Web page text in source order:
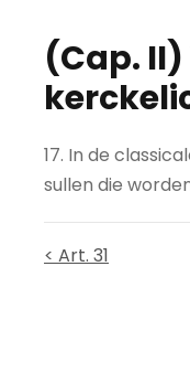
(Cap.
17. In de
sullen die
< Art. 31